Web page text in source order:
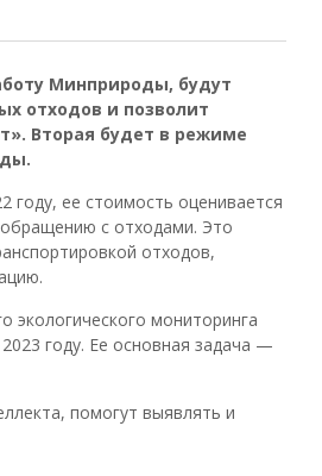
Минприроды, будут
отходов и позволит
Вторая будет в режиме
ее стоимость оценивается
с отходами. Это
отходов,
экологического мониторинга
году. Ее основная задача —
помогут выявлять и